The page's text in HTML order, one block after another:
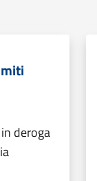
deroga